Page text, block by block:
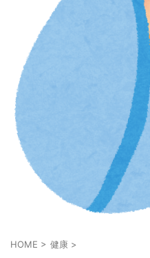
HOME > 健康 >